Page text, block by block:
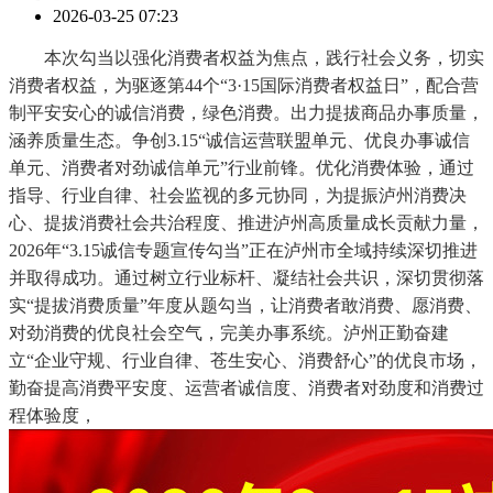
2026-03-25 07:23
本次勾当以强化消费者权益为焦点，践行社会义务，切实
消费者权益，为驱逐第44个“3·15国际消费者权益日”，配合营
制平安安心的诚信消费，绿色消费。出力提拔商品办事质量，
涵养质量生态。争创3.15“诚信运营联盟单元、优良办事诚信
单元、消费者对劲诚信单元”行业前锋。优化消费体验，通过
指导、行业自律、社会监视的多元协同，为提振泸州消费决
心、提拔消费社会共治程度、推进泸州高质量成长贡献力量，
2026年“3.15诚信专题宣传勾当”正在泸州市全域持续深切推进
并取得成功。通过树立行业标杆、凝结社会共识，深切贯彻落
实“提拔消费质量”年度从题勾当，让消费者敢消费、愿消费、
对劲消费的优良社会空气，完美办事系统。泸州正勤奋建
立“企业守规、行业自律、苍生安心、消费舒心”的优良市场，
勤奋提高消费平安度、运营者诚信度、消费者对劲度和消费过
程体验度，